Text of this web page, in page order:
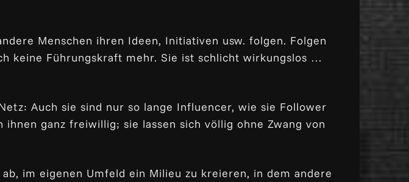
Menschen ihren Ideen, Initiativen usw. folgen. Folgen
keine Führungskraft mehr. Sie ist schlicht wirkungslos …
Auch sie sind nur so lange Influencer, wie sie Follower
ganz freiwillig; sie lassen sich völlig ohne Zwang von
im eigenen Umfeld ein Milieu zu kreieren, in dem andere